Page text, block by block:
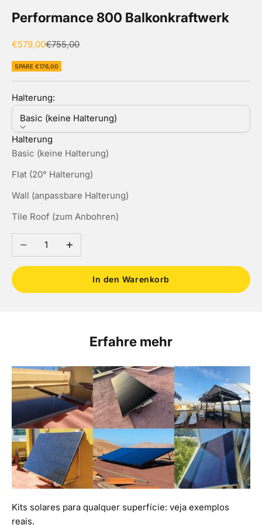
Performance 800 Balkonkraftwerk
Angebot
€579,00Regulärer Preis
€755,00
SPARE €176,00
Halterung:
Basic (keine Halterung)
Halterung
Basic (keine Halterung)
Flat (20° Halterung)
Wall (anpassbare Halterung)
Tile Roof (zum Anbohren)
Anzahl verringernAnzahl erhöhen
In den Warenkorb
Erfahre mehr
Kits solares para qualquer superfície: veja exemplos
reais.